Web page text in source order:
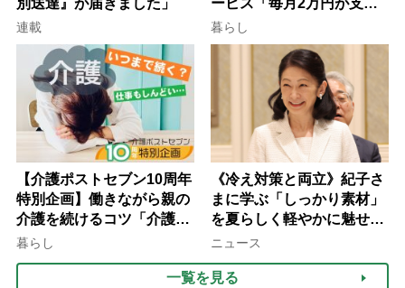
連載
される」ケースも【FP解
説】
暮らし
【介護ポストセブン10周年
特別企画】働きながら親の
介護を続けるコツ「介護は
10年以上続くことも…3つ
みよう」【社会福祉士解
暮らし
《冷え対策と両立》紀子さ
まに学ぶ「しっかり素材」
を夏らしく軽やかに魅せる
3つの着こなし法則
ニュース
一覧を見る